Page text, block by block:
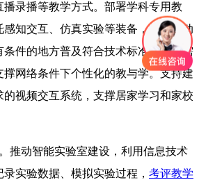
录播等教学方式。部署学科专用教
知交互、仿真实验等装备，打造生动
件的地方普及符合技术标准和学习需
网络条件下个性化的教与学。支持建
视频交互系统，支撑居家学习和家校
推动智能实验室建设，利用信息技术
实验数据、模拟实验过程， 考评教学